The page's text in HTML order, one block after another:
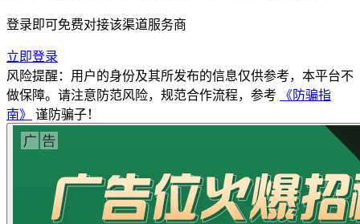
登录即可免费对接该渠道服务商
立即登录
风险提醒：用户的身份及其所发布的信息仅供参考，本平台不
做保障。请注意防范风险，规范合作流程，参考
《防骗指
南》
谨防骗子！